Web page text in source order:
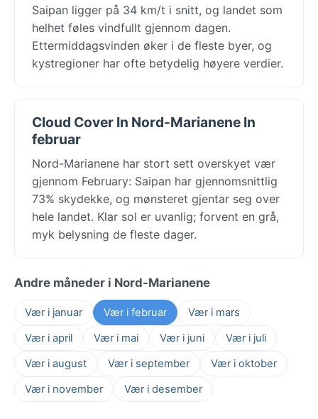
Saipan ligger på 34 km/t i snitt, og landet som
helhet føles vindfullt gjennom dagen.
Ettermiddagsvinden øker i de fleste byer, og
kystregioner har ofte betydelig høyere verdier.
Cloud Cover In Nord-Marianene In
februar
Nord-Marianene har stort sett overskyet vær
gjennom February: Saipan har gjennomsnittlig
73% skydekke, og mønsteret gjentar seg over
hele landet. Klar sol er uvanlig; forvent en grå,
myk belysning de fleste dager.
Andre måneder i Nord-Marianene
Vær i januar Vær i februar
Vær i mars
Vær i april
Vær i mai Vær i juni
Vær i juli
Vær i august
Vær i september
Vær i oktober
Vær i november
Vær i desember